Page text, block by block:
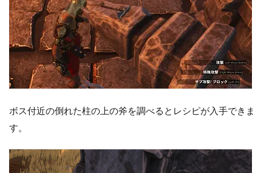
ボス付近の倒れた柱の上の斧を調べるとレシピが入手できま
す。